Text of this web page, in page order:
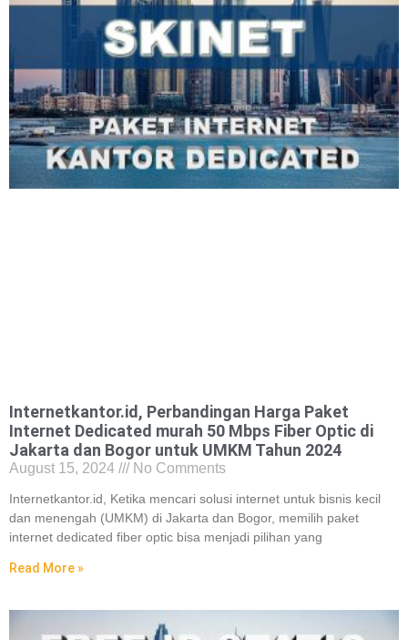
Internetkantor.id, Perbandingan Harga Paket
Internet Dedicated murah 50 Mbps Fiber Optic di
Jakarta dan Bogor untuk UMKM Tahun 2024
August 15, 2024 No Comments
Internetkantor.id, Ketika mencari solusi internet untuk bisnis kecil
dan menengah (UMKM) di Jakarta dan Bogor, memilih paket
internet dedicated fiber optic bisa menjadi pilihan yang
Read More »